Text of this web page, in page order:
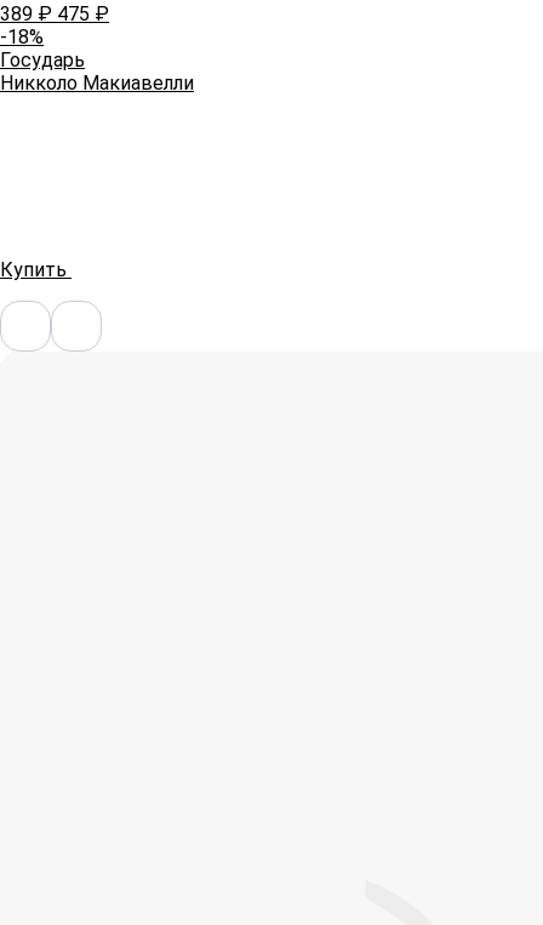
389 ₽ 475 ₽
-18%
Государь
Никколо Макиавелли
Купить